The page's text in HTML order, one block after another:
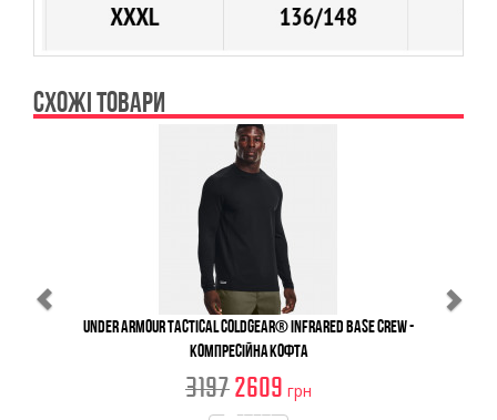
СХОЖІ ТОВАРИ
Under Armour Tactical ColdGear® Infrared Base Crew -
Компресійна Кофта
31972609 грн